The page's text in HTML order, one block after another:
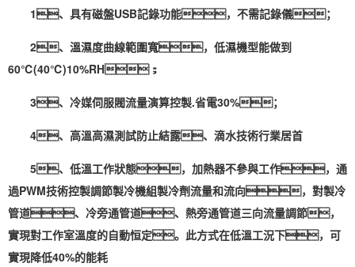
1、具有磁盤USB記錄功能，不需記錄儀；
2、溫濕度曲線範圍寬，低濕機型能做到
60℃(40℃)10%RH；
3、冷媒伺服閥流量演算控製.省電30%；
4、高溫高濕測試防止結露、滴水技術行業居首
5、低溫工作狀態，加熱器不參與工作，通
過PWM技術控製調節製冷機組製冷劑流量和流向，對製冷
管道、冷旁通管道、熱旁通管道三向流量調節，
實現對工作室溫度的自動恒定。此方式在低溫工況下，可
實現降低40%的能耗